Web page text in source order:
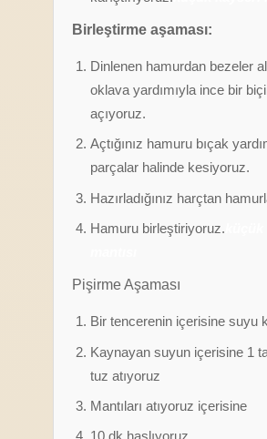
Birleştirme aşaması:
Dinlenen hamurdan bezeler
oklava yardımıyla ince bir
açıyoruz.
Açtığınız hamuru bıçak
parçalar halinde kesiyoruz.
Hazırladığınız harçtan
Hamuru birleştiriyoruz.
Pişirme Aşaması
Bir tencerenin içerisine suyu
Kaynayan suyun içerisine 1
tuz atıyoruz
Mantıları atıyoruz içerisine